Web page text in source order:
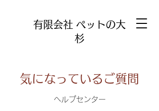
有限会社 ペットの大
杉
気になっているご質問
ヘルプセンター